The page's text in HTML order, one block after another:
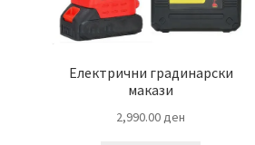
Електрични градинарски
макази
2,990.00ден